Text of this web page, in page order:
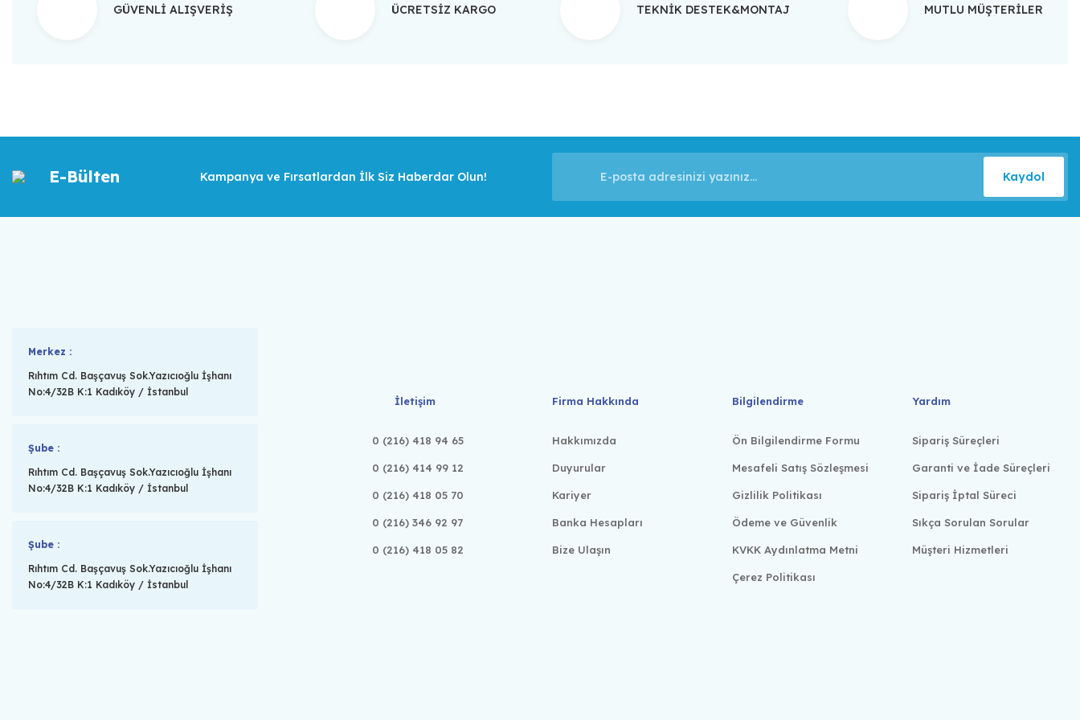
GÜVENLİ ALIŞVERİŞ ÜCRETSİZ KARGO TEKNİK DESTEK&MONTAJ MUTLU MÜŞTERİLER
E-Bülten Kampanya ve Fırsatlardan İlk Siz Haberdar Olun! Kaydol
Merkez :
Rıhtım Cd. Başçavuş Sok.Yazıcıoğlu İşhanı
No:4/32B K:1 Kadıköy / İstanbul
Şube :
Rıhtım Cd. Başçavuş Sok.Yazıcıoğlu İşhanı
No:4/32B K:1 Kadıköy / İstanbul
Şube :
Rıhtım Cd. Başçavuş Sok.Yazıcıoğlu İşhanı
No:4/32B K:1 Kadıköy / İstanbul
İletişim
0 (216) 418 94 65
0 (216) 414 99 12
0 (216) 418 05 70
0 (216) 346 92 97
0 (216) 418 05 82
Firma Hakkında
Hakkımızda
Duyurular
Kariyer
Banka Hesapları
Bize Ulaşın
Bilgilendirme
Ön Bilgilendirme Formu
Mesafeli Satış Sözleşmesi
Gizlilik Politikası
Ödeme ve Güvenlik
KVKK Aydınlatma Metni
Çerez Politikası
Yardım
Sipariş Süreçleri
Garanti ve İade Süreçleri
Sipariş İptal Süreci
Sıkça Sorulan Sorular
Müşteri Hizmetleri